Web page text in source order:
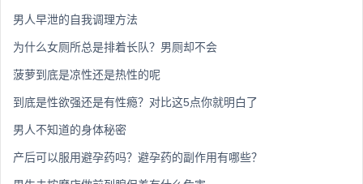
男人早泄的自我调理方法
为什么女厕所总是排着长队？男厕却不会
菠萝到底是凉性还是热性的呢
到底是性欲强还是有性瘾？对比这5点你就明白了
男人不知道的身体秘密
产后可以服用避孕药吗？避孕药的副作用有哪些？